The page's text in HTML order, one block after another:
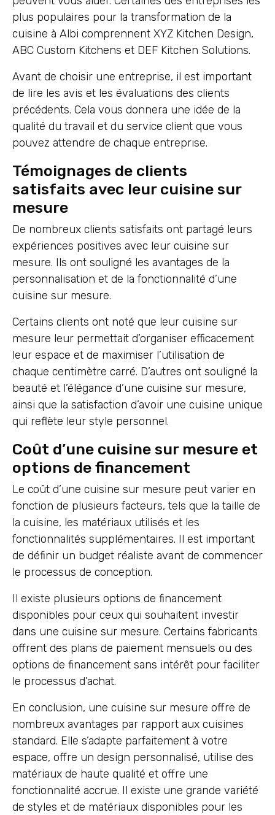
plus populaires pour la transformation de la
cuisine à Albi comprennent XYZ Kitchen Design,
ABC Custom Kitchens et DEF Kitchen Solutions.
Avant de choisir une entreprise, il est important
de lire les avis et les évaluations des clients
précédents. Cela vous donnera une idée de la
qualité du travail et du service client que vous
pouvez attendre de chaque entreprise.
Témoignages de clients
satisfaits avec leur cuisine sur
mesure
De nombreux clients satisfaits ont partagé leurs
expériences positives avec leur cuisine sur
mesure. Ils ont souligné les avantages de la
personnalisation et de la fonctionnalité d’une
cuisine sur mesure.
Certains clients ont noté que leur cuisine sur
mesure leur permettait d’organiser efficacement
leur espace et de maximiser l’utilisation de
chaque centimètre carré. D’autres ont souligné la
beauté et l’élégance d’une cuisine sur mesure,
ainsi que la satisfaction d’avoir une cuisine unique
qui reflète leur style personnel.
Coût d’une cuisine sur mesure et
options de financement
Le coût d’une cuisine sur mesure peut varier en
fonction de plusieurs facteurs, tels que la taille de
la cuisine, les matériaux utilisés et les
fonctionnalités supplémentaires. Il est important
de définir un budget réaliste avant de commencer
le processus de conception.
Il existe plusieurs options de financement
disponibles pour ceux qui souhaitent investir
dans une cuisine sur mesure. Certains fabricants
offrent des plans de paiement mensuels ou des
options de financement sans intérêt pour faciliter
le processus d’achat.
En conclusion, une cuisine sur mesure offre de
nombreux avantages par rapport aux cuisines
standard. Elle s’adapte parfaitement à votre
espace, offre un design personnalisé, utilise des
matériaux de haute qualité et offre une
fonctionnalité accrue. Il existe une grande variété
de styles et de matériaux disponibles pour les